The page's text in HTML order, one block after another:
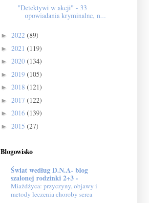
"Detektywi w akcji" - 33
opowiadania kryminalne, n...
► 2022 (89)
► 2021 (119)
► 2020 (134)
► 2019 (105)
► 2018 (121)
► 2017 (122)
► 2016 (139)
► 2015 (27)
Blogowisko
Świat według D.N.A- blog
szalonej rodzinki 2+3 -
Miażdżyca: przyczyny, objawy i
metody leczenia choroby serca